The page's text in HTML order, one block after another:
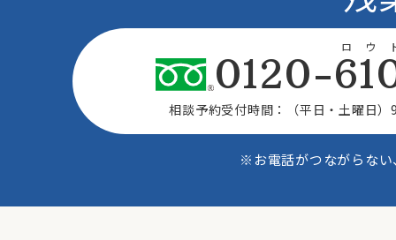
0120-
ロウ
相談予約受付時間： （平日・土曜日
※お電話がつながらな